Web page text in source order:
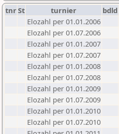
tnrSt turnier bdld
Elozahl per 01.01.2006
Elozahl per 01.07.2006
Elozahl per 01.01.2007
Elozahl per 01.07.2007
Elozahl per 01.01.2008
Elozahl per 01.07.2008
Elozahl per 01.01.2009
Elozahl per 01.07.2009
Elozahl per 01.01.2010
Elozahl per 01.07.2010